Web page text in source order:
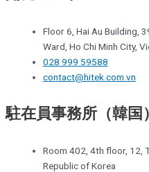
Floor 6, Hai Au Building,
Ward, Ho Chi Minh City,
028 999 59588
contact@hitek.com.vn
駐在員事務所（韓国）
Room 402, 4th floor, 12,
Republic of Korea